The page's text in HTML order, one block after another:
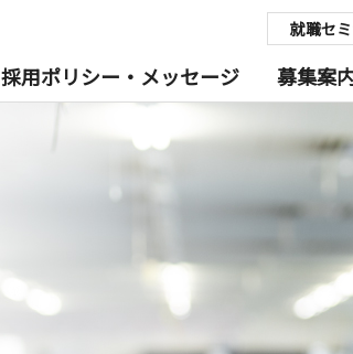
就職セ
採用ポリシー・メッセージ 募集案